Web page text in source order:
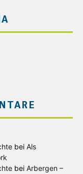
bei Als
bei Arbergen –